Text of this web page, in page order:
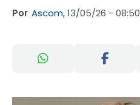
Por Ascom,13/05/26 - 08:50